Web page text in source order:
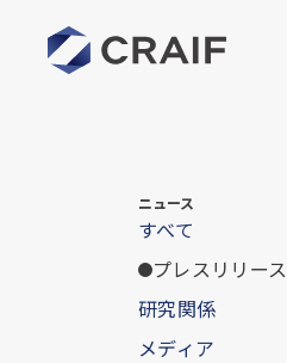
ニュース
すべて
プレスリリース
研究関係
メディア